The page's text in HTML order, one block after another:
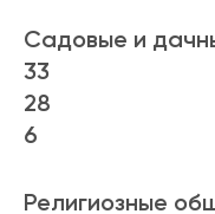
Садовые и
33
28
6
Религиозные